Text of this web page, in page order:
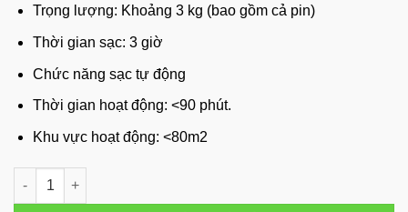
Trọng lượng: Khoảng 3 kg (bao gồm cả pin)
Thời gian sạc: 3 giờ
Chức năng sạc tự động
Thời gian hoạt động: <90 phút.
Khu vực hoạt động: <80m2
Robot hút bụi Panasonic MC-RX200S số lượng